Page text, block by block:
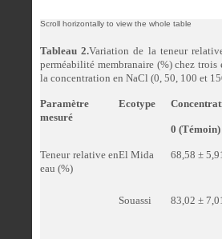
Tableau 2.Variation de la teneur
perméabilité membranaire (%)chez trois
la concentration en NaCl (0, 50, 100 et
Paramètre
mesuré
Ecotype
0 (Témoin)
Teneur relative en
eau (%)
El Mida 68,58 ±
Souassi 83,02 ±